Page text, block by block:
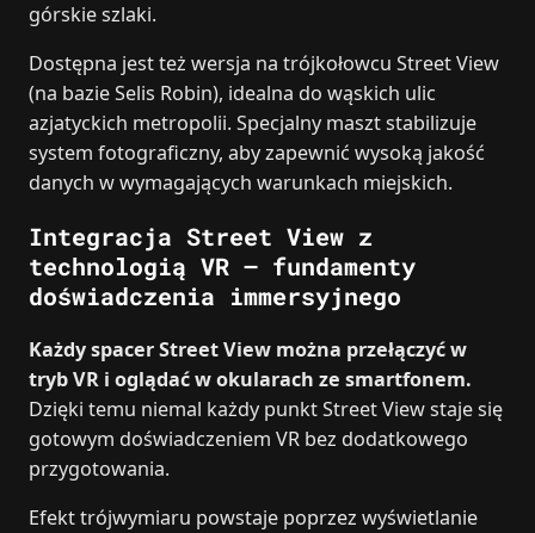
górskie szlaki.
Dostępna jest też wersja na trójkołowcu Street View
(na bazie Selis Robin), idealna do wąskich ulic
azjatyckich metropolii. Specjalny maszt stabilizuje
system fotograficzny, aby zapewnić wysoką jakość
danych w wymagających warunkach miejskich.
Integracja Street View z
technologią VR – fundamenty
doświadczenia immersyjnego
Każdy spacer Street View można przełączyć w
tryb VR i oglądać w okularach ze smartfonem.
Dzięki temu niemal każdy punkt Street View staje się
gotowym doświadczeniem VR bez dodatkowego
przygotowania.
Efekt trójwymiaru powstaje poprzez wyświetlanie